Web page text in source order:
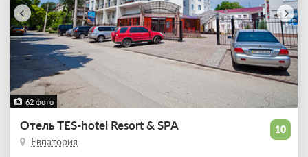
62 фото
10
Отель TES-hotel Resort & SPA
Евпатория